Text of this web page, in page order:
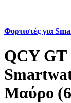
Φορτιστές για
QCY GT
Μαύρο